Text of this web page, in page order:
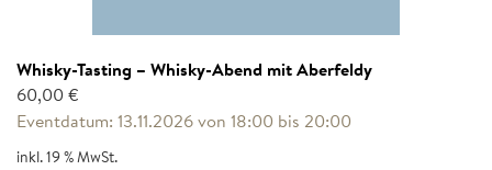
Whisky-Tasting – Whisky-Abend mit Aberfeldy
60,00€
Eventdatum: 13.11.2026 von 18:00 bis 20:00
inkl. 19 % MwSt.